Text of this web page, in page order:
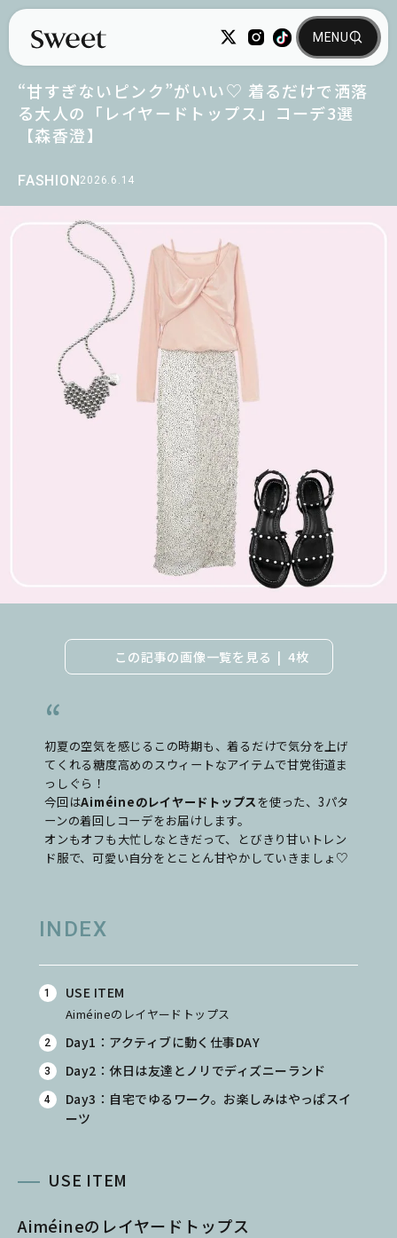
FASHION2026.6.14
“甘すぎないピンク”がいい♡ 着るだけで洒落
る大人の「レイヤードトップス」コーデ3選
【森香澄】
この記事の画像一覧を見る 4枚
初夏の空気を感じるこの時期も、着るだけで気分を上げ
てくれる糖度高めのスウィートなアイテムで甘党街道ま
っしぐら！
今回はAiméineのレイヤードトップスを使った、3パタ
ーンの着回しコーデをお届けします。
オンもオフも大忙しなときだって、とびきり甘いトレン
ド服で、可愛い自分をとことん甘やかしていきましょ♡
INDEX
USE ITEM
Aiméineのレイヤードトップス
Day1：アクティブに動く仕事DAY
Day2：休日は友達とノリでディズニーランド
Day3：自宅でゆるワーク。お楽しみはやっぱスイ
ーツ
USE ITEM
Aiméineのレイヤードトップス